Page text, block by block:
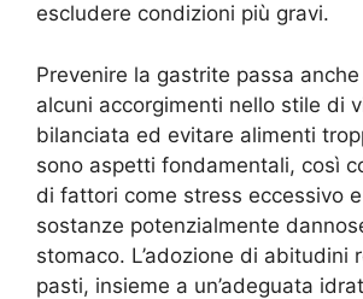
escludere condizioni più gravi.
Prevenire la gastrite passa
alcuni accorgimenti nello stile di
bilanciata ed evitare alimenti
sono aspetti fondamentali, così
di fattori come stress eccessivo
sostanze potenzialmente
stomaco. L’adozione di abitudini
pasti, insieme a un’adeguata